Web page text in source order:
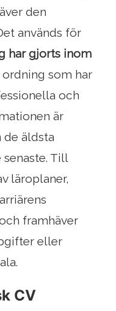
den
används för
har gjorts inom
som har
och
är
de äldsta
Till
läroplaner,
framhäver
eller
CV